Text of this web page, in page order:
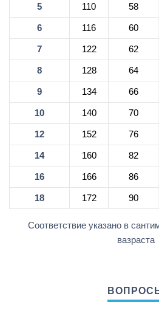
5 110 58
6 116 60
7 122 62
8 128 64
9 134 66
10 140 70
12 152 76
14 160 82
16 166 86
18 172 90
Соответствие указано в
вазраста